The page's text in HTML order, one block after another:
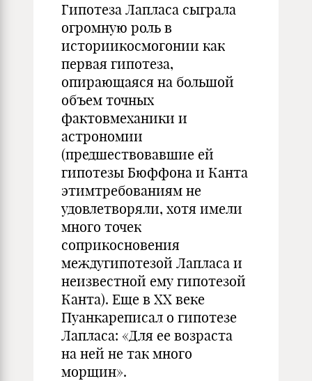
Гипотеза Лапласа сыграла
огромную роль в
историикосмогонии как
первая гипотеза,
опирающаяся на большой
объем точных
фактовмеханики и
астрономии
(предшествовавшие ей
гипотезы Бюффона и Канта
этимтребованиям не
удовлетворяли, хотя имели
много точек
соприкосновения
междугипотезой Лапласа и
неизвестной ему гипотезой
Канта). Еще в ХХ веке
Пуанкареписал о гипотезе
Лапласа: «Для ее возраста
на ней не так много
морщин».